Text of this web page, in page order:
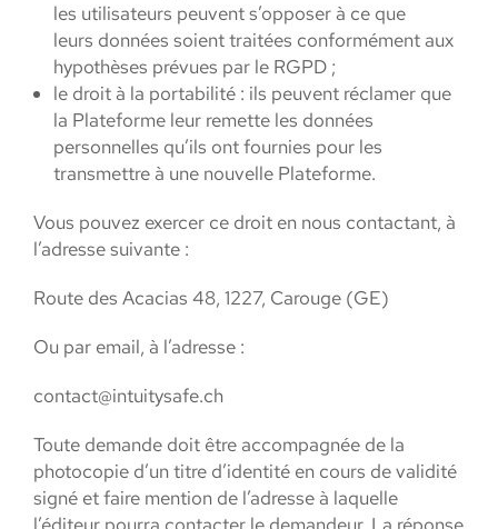
les utilisateurs peuvent s’opposer à ce que
leurs données soient traitées conformément aux
hypothèses prévues par le RGPD ;
le droit à la portabilité : ils peuvent réclamer que
la Plateforme leur remette les données
personnelles qu’ils ont fournies pour les
transmettre à une nouvelle Plateforme.
Vous pouvez exercer ce droit en nous contactant, à
l’adresse suivante :
Route des Acacias 48, 1227, Carouge (GE)
Ou par email, à l’adresse :
contact@intuitysafe.ch
Toute demande doit être accompagnée de la
photocopie d’un titre d’identité en cours de validité
signé et faire mention de l’adresse à laquelle